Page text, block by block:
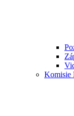
Komisie